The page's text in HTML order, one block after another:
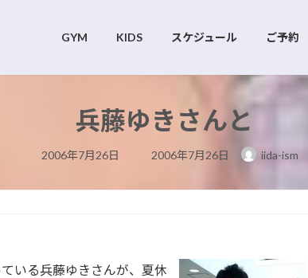
GYM KIDS スケジュール ご予約
兵藤ゆきさんと
2006年7月26日
最
終
日
2006年7月26日 iida-ism
いる兵藤ゆきさんが、夏休